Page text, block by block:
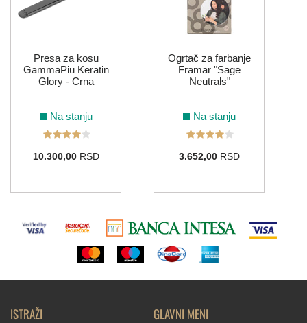
Presa za kosu
GammaPiu Keratin
Glory - Crna
Na stanju
10.300,00RSD
Ogrtač za farbanje
Framar "Sage
Neutrals"
Na stanju
3.652,00RSD
ISTRAŽI GLAVNI MENI